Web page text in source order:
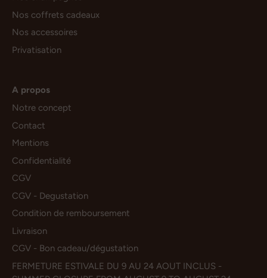
Nos coffrets cadeaux
Nos accessoires
Privatisation
A propos
Notre concept
Contact
Mentions
Confidentialité
CGV
CGV - Degustation
Condition de remboursement
Livraison
CGV - Bon cadeau/dégustation
FERMETURE ESTIVALE DU 9 AU 24 AOUT INCLUS -